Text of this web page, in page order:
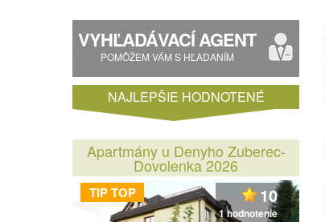
VYHĽADÁVACÍ AGENT
POMÔŽEM VÁM S HĽADANÍM
NAJLEPŠIE HODNOTENÉ
Apartmány u Denyho Zuberec-
Dovolenka 2026
TIP TOP 10
1 hodnotenie